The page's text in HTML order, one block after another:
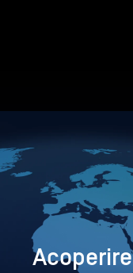
Acoperire